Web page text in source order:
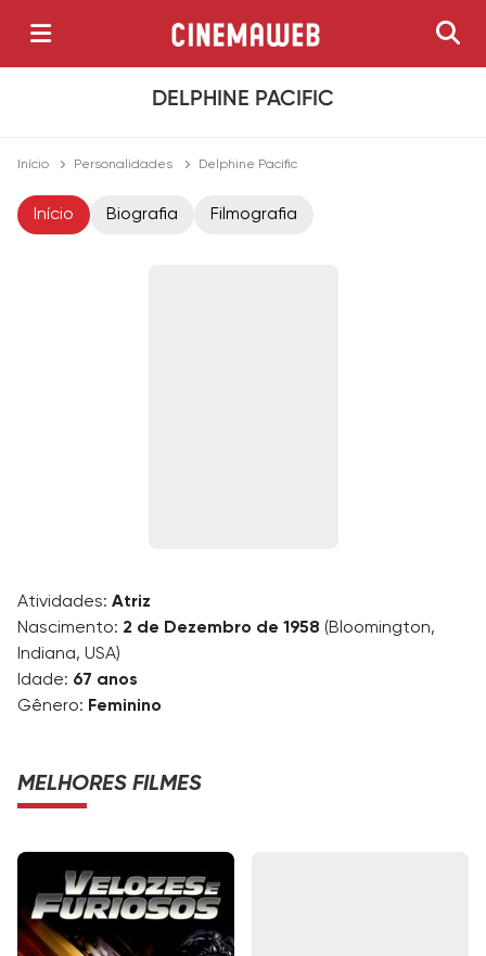
DELPHINE PACIFIC
Início Personalidades Delphine Pacific
Início Biografia Filmografia
Atividades: Atriz
Nascimento: 2 de Dezembro de 1958 (Bloomington,
Indiana, USA)
Idade: 67 anos
Gênero: Feminino
MELHORES FILMES